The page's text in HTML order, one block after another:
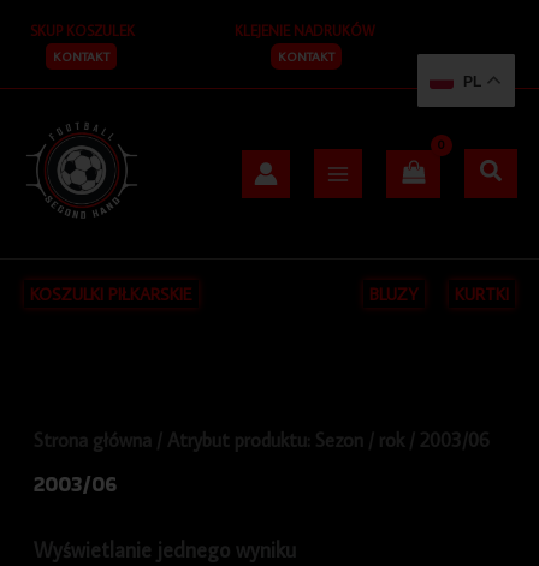
treści
SKUP KOSZULEK
KONTAKT
KLEJENIE NADRUKÓW
KONTAKT
KOSZULKI PIŁKARSKIE BLUZY KURTKI
u
Strona główna / Atrybut produktu: Sezon / rok / 2003/06
2003/06
Wyświetlanie jednego wyniku
PL